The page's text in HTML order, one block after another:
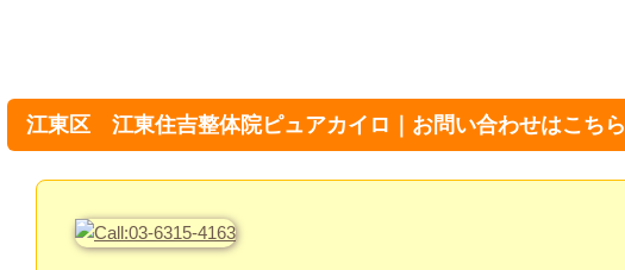
江東区 江東住吉整体院ピュアカイロ｜お問い合わせはこちら